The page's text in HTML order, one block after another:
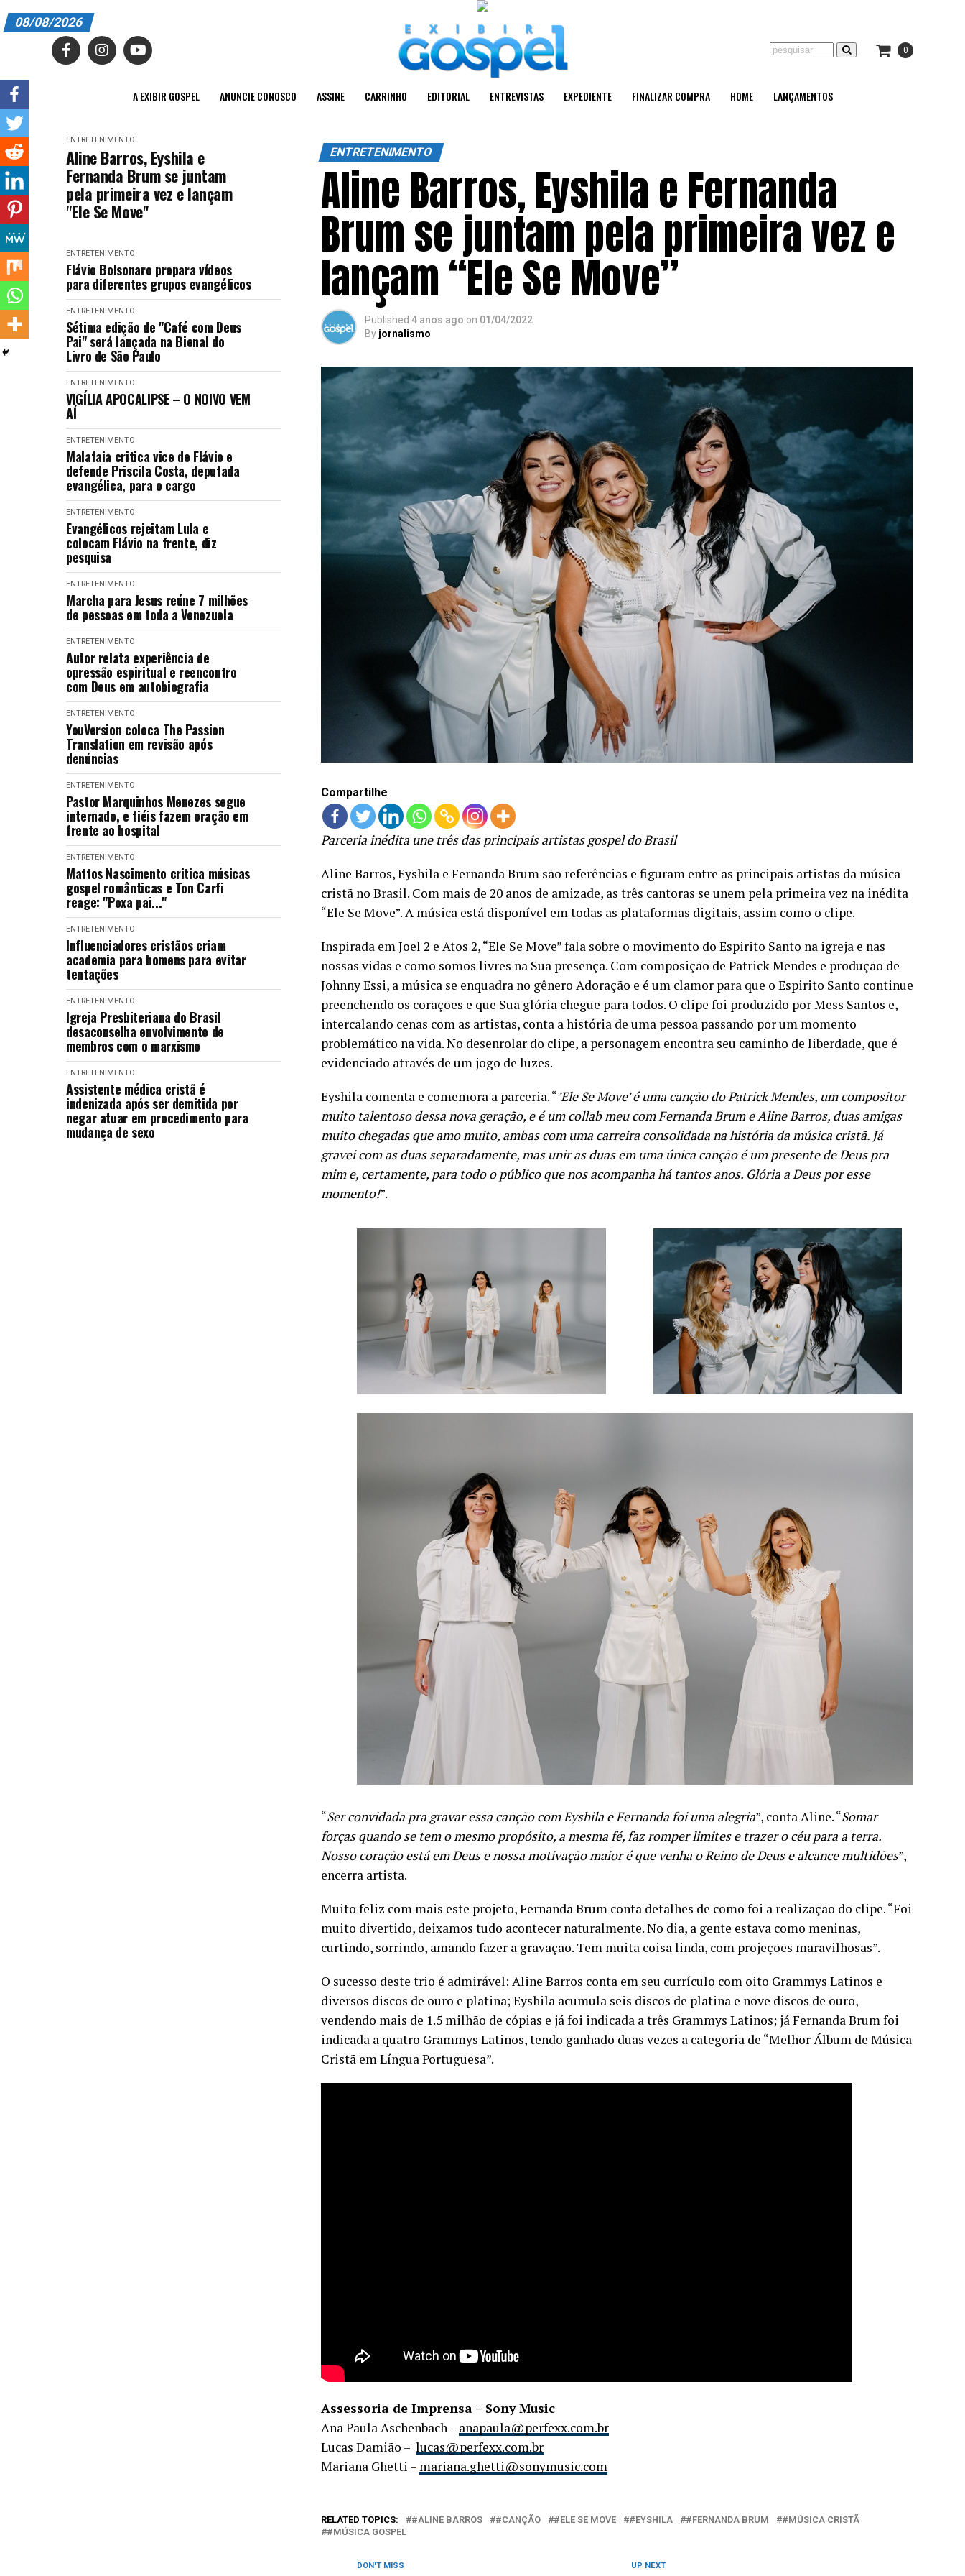
A EXIBIR GOSPEL
EDITORIAL
ENTREVISTAS
FINALIZAR COMPRA
HOME
LANÇAMENTOS
08/08/2026
0
A EXIBIR GOSPEL ANUNCIE CONOSCO ASSINE CARRINHO EDITORIAL ENTREVISTAS EXPEDIENTE FINALIZAR COMPRA HOME LANÇAMENTOS
ENTRETENIMENTO
Aline Barros, Eyshila e
Fernanda Brum se juntam
pela primeira vez e lançam
"Ele Se Move"
ENTRETENIMENTO
Flávio Bolsonaro prepara vídeos
para diferentes grupos evangélicos
ENTRETENIMENTO
Sétima edição de "Café com Deus
Pai" será lançada na Bienal do
Livro de São Paulo
ENTRETENIMENTO
VIGÍLIA APOCALIPSE – O NOIVO VEM
AÍ
ENTRETENIMENTO
Malafaia critica vice de Flávio e
defende Priscila Costa, deputada
evangélica, para o cargo
ENTRETENIMENTO
Evangélicos rejeitam Lula e
colocam Flávio na frente, diz
pesquisa
ENTRETENIMENTO
Marcha para Jesus reúne 7 milhões
de pessoas em toda a Venezuela
ENTRETENIMENTO
Autor relata experiência de
opressão espiritual e reencontro
com Deus em autobiografia
ENTRETENIMENTO
YouVersion coloca The Passion
Translation em revisão após
denúncias
ENTRETENIMENTO
Pastor Marquinhos Menezes segue
internado, e fiéis fazem oração em
frente ao hospital
ENTRETENIMENTO
Mattos Nascimento critica músicas
gospel românticas e Ton Carfi
reage: "Poxa pai..."
ENTRETENIMENTO
Influenciadores cristãos criam
academia para homens para evitar
tentações
ENTRETENIMENTO
Igreja Presbiteriana do Brasil
desaconselha envolvimento de
membros com o marxismo
ENTRETENIMENTO
Assistente médica cristã é
indenizada após ser demitida por
negar atuar em procedimento para
mudança de sexo
ENTRETENIMENTO
Aline Barros, Eyshila e Fernanda
Brum se juntam pela primeira vez e
lançam “Ele Se Move”
Published 4 anos ago on 01/04/2022
By jornalismo
Compartilhe
Parceria inédita une três das principais artistas gospel do Brasil
Aline Barros, Eyshila e Fernanda Brum são referências e figuram entre as principais artistas da música
cristã no Brasil. Com mais de 20 anos de amizade, as três cantoras se unem pela primeira vez na inédita
“Ele Se Move”. A música está disponível em todas as plataformas digitais, assim como o clipe.
Inspirada em Joel 2 e Atos 2, “Ele Se Move” fala sobre o movimento do Espirito Santo na igreja e nas
nossas vidas e como somos livres na Sua presença. Com composição de Patrick Mendes e produção de
Johnny Essi, a música se enquadra no gênero Adoração e é um clamor para que o Espirito Santo continue
preenchendo os corações e que Sua glória chegue para todos. O clipe foi produzido por Mess Santos e,
intercalando cenas com as artistas, conta a história de uma pessoa passando por um momento
problemático na vida. No desenrolar do clipe, a personagem encontra seu caminho de liberdade, que é
evidenciado através de um jogo de luzes.
Eyshila comenta e comemora a parceria. “’Ele Se Move’ é uma canção do Patrick Mendes, um compositor
muito talentoso dessa nova geração, e é um collab meu com Fernanda Brum e Aline Barros, duas amigas
muito chegadas que amo muito, ambas com uma carreira consolidada na história da música cristã. Já
gravei com as duas separadamente, mas unir as duas em uma única canção é um presente de Deus pra
mim e, certamente, para todo o público que nos acompanha há tantos anos. Glória a Deus por esse
momento!”.
“Ser convidada pra gravar essa canção com Eyshila e Fernanda foi uma alegria”, conta Aline. “Somar
forças quando se tem o mesmo propósito, a mesma fé, faz romper limites e trazer o céu para a terra.
Nosso coração está em Deus e nossa motivação maior é que venha o Reino de Deus e alcance multidões”,
encerra artista.
Muito feliz com mais este projeto, Fernanda Brum conta detalhes de como foi a realização do clipe. “Foi
muito divertido, deixamos tudo acontecer naturalmente. No dia, a gente estava como meninas,
curtindo, sorrindo, amando fazer a gravação. Tem muita coisa linda, com projeções maravilhosas”.
O sucesso deste trio é admirável: Aline Barros conta em seu currículo com oito Grammys Latinos e
diversos discos de ouro e platina; Eyshila acumula seis discos de platina e nove discos de ouro,
vendendo mais de 1.5 milhão de cópias e já foi indicada a três Grammys Latinos; já Fernanda Brum foi
indicada a quatro Grammys Latinos, tendo ganhado duas vezes a categoria de “Melhor Álbum de Música
Cristã em Língua Portuguesa”.
Assessoria de Imprensa – Sony Music
Ana Paula Aschenbach – anapaula@perfexx.com.br
Lucas Damião – lucas@perfexx.com.br
Mariana Ghetti – mariana.ghetti@sonymusic.com
RELATED TOPICS: #ALINE BARROS #CANÇÃO #ELE SE MOVE #EYSHILA #FERNANDA BRUM
#MÚSICA CRISTÃ
#MÚSICA GOSPEL
UP NEXT
DON'T MISS